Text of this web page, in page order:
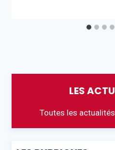
LES
Toutes les